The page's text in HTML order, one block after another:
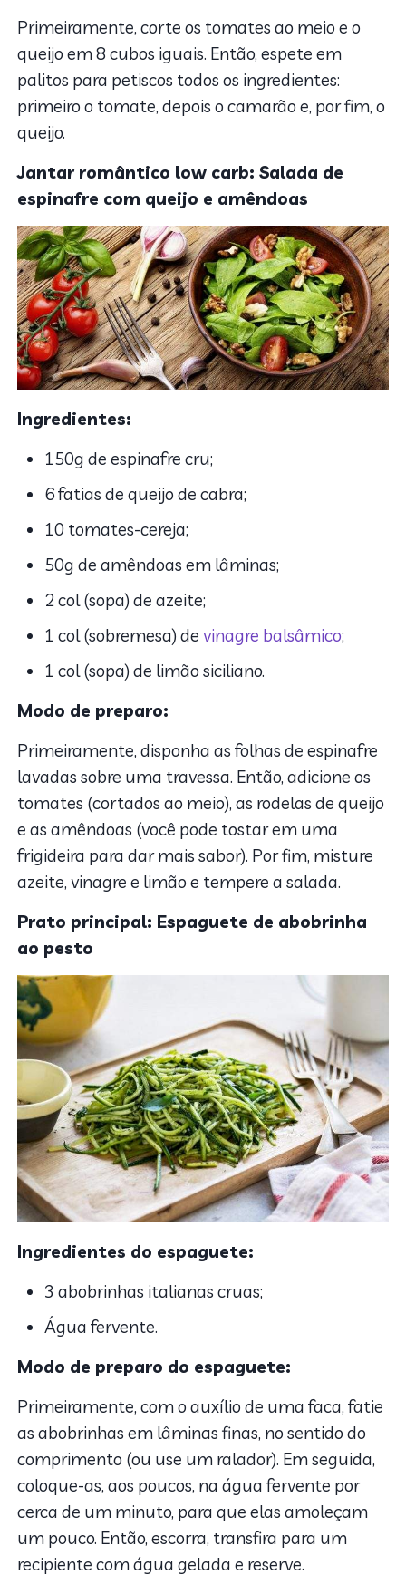
Primeiramente, corte os tomates ao meio e o
queijo em 8 cubos iguais. Então, espete em
palitos para petiscos todos os ingredientes:
primeiro o tomate, depois o camarão e, por fim, o
queijo.
Jantar romântico low carb: Salada de
espinafre com queijo e amêndoas
Ingredientes:
150g de espinafre cru;
6 fatias de queijo de cabra;
10 tomates-cereja;
50g de amêndoas em lâminas;
2 col (sopa) de azeite;
1 col (sobremesa) devinagre balsâmico;
1 col (sopa) de limão siciliano.
Modo de preparo:
Primeiramente, disponha as folhas de espinafre
lavadas sobre uma travessa. Então, adicione os
tomates (cortados ao meio), as rodelas de queijo
e as amêndoas (você pode tostar em uma
frigideira para dar mais sabor). Por fim, misture
azeite, vinagre e limão e tempere a salada.
Prato principal: Espaguete de abobrinha
ao pesto
Ingredientes do espaguete:
3 abobrinhas italianas cruas;
Água fervente.
Modo de preparo do espaguete:
Primeiramente, com o auxílio de uma faca, fatie
as abobrinhas em lâminas finas, no sentido do
comprimento (ou use um ralador). Em seguida,
coloque-as, aos poucos, na água fervente por
cerca de um minuto, para que elas amoleçam
um pouco. Então, escorra, transfira para um
recipiente com água gelada e reserve.